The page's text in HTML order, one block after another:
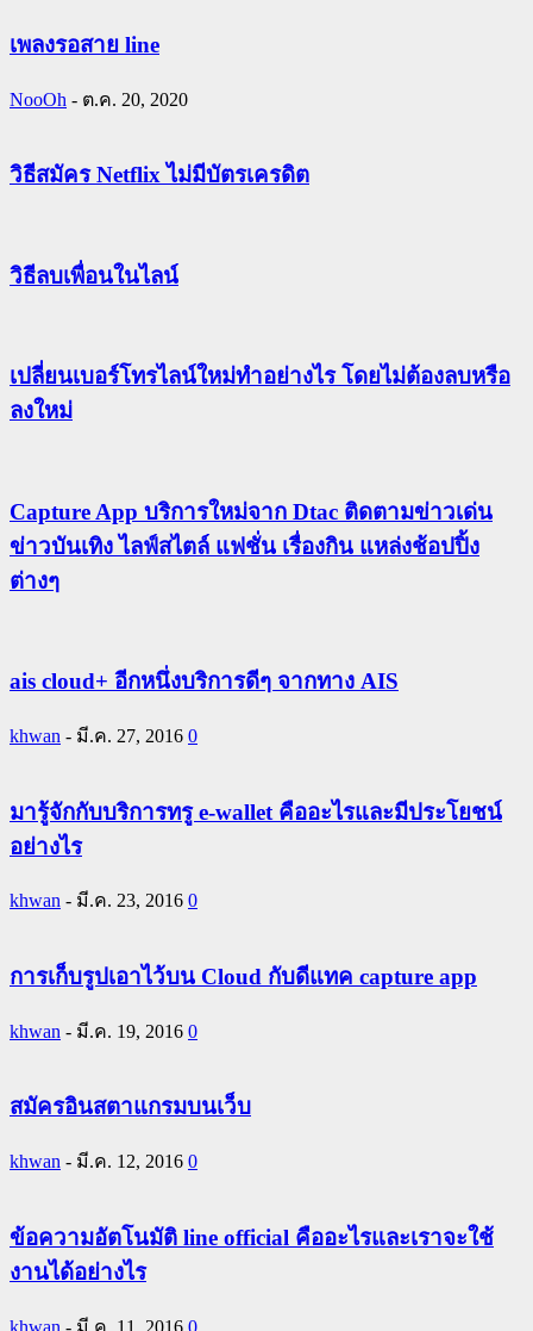
เพลงรอสาย line
NooOh - ต.ค. 20, 2020
วิธีสมัคร Netflix ไม่มีบัตรเครดิต
วิธีลบเพื่อนในไลน์
เปลี่ยนเบอร์โทรไลน์ใหม่ทำอย่างไร โดยไม่ต้องลบหรือ
ลงใหม่
Capture App บริการใหม่จาก Dtac ติดตามข่าวเด่น
ข่าวบันเทิง ไลฟ์สไตล์ แฟชั่น เรื่องกิน แหล่งช้อปปิ้ง
ต่างๆ
ais cloud+ อีกหนึ่งบริการดีๆ จากทาง AIS
khwan - มี.ค. 27, 2016 0
มารู้จักกับบริการทรู e-wallet คืออะไรและมีประโยชน์
อย่างไร
khwan - มี.ค. 23, 2016 0
การเก็บรูปเอาไว้บน Cloud กับดีแทค capture app
khwan - มี.ค. 19, 2016 0
สมัครอินสตาแกรมบนเว็บ
khwan - มี.ค. 12, 2016 0
ข้อความอัตโนมัติ line official คืออะไรและเราจะใช้
งานได้อย่างไร
khwan - มี.ค. 11, 2016 0